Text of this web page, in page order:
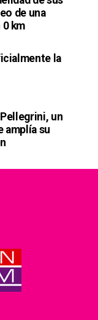
de una
km
la
un
amplía su